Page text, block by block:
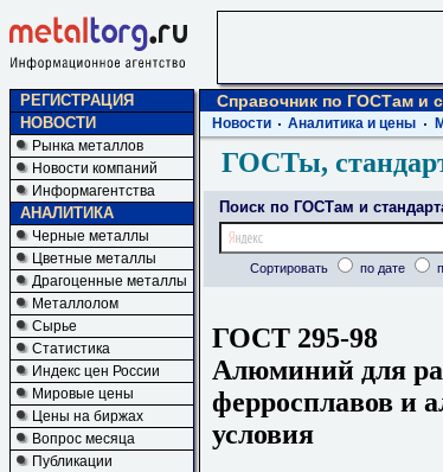
РЕГИСТРАЦИЯ
НОВОСТИ
Рынка металлов
Новости компаний
Информагентства
АНАЛИТИКА
Черные металлы
Цветные металлы
Драгоценные металлы
Металлолом
Сырье
Статистика
Индекс цен России
Мировые цены
Цены на биржах
Вопрос месяца
Публикации
Справочник по ГОСТам и
Новости Аналитика и цены
ГОСТы,
Поиск по ГОСТам и
Сортировать по дате
ГОСТ 295-98
Алюминий для
ферросплавов и
условия